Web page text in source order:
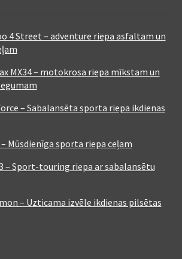
4 Street – adventure riepa asfaltam un
MX34 – motokrosa riepa mīkstam un
– Sabalansēta sporta riepa ikdienas
– Mūsdienīga sporta riepa ceļam
– Sport-touring riepa ar sabalansētu
– Uzticama izvēle ikdienas pilsētas